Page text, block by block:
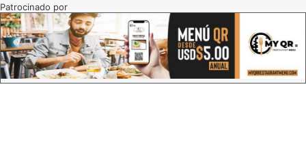
Patrocinado por